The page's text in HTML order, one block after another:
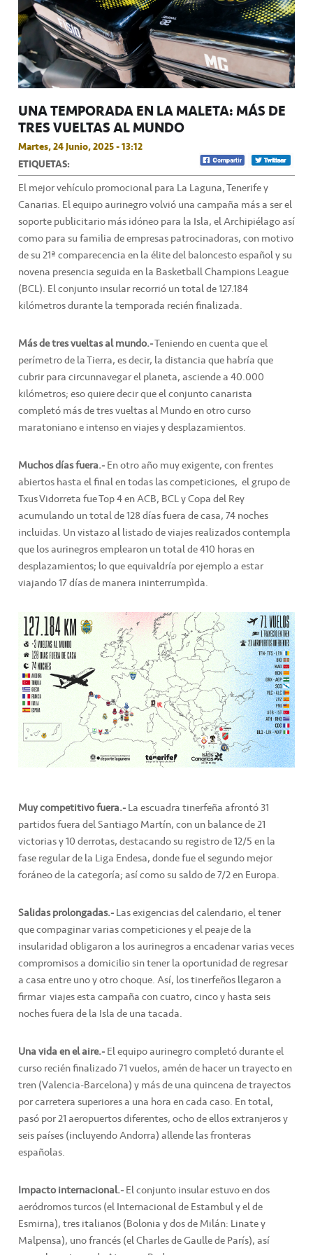
UNA TEMPORADA EN LA MALETA: MÁS DE
TRES VUELTAS AL MUNDO
Martes, 24 Junio, 2025 - 13:12
ETIQUETAS:
El mejor vehículo promocional para La Laguna, Tenerife y
Canarias. El equipo aurinegro volvió una campaña más a ser el
soporte publicitario más idóneo para la Isla, el Archipiélago así
como para su familia de empresas patrocinadoras, con motivo
de su 21ª comparecencia en la élite del baloncesto español y su
novena presencia seguida en la Basketball Champions League
(BCL). El conjunto insular recorrió un total de 127.184
kilómetros durante la temporada recién finalizada.
Más de tres vueltas al mundo.-Teniendo en cuenta que el
perímetro de la Tierra, es decir, la distancia que habría que
cubrir para circunnavegar el planeta, asciende a 40.000
kilómetros; eso quiere decir que el conjunto canarista
completó más de tres vueltas al Mundo en otro curso
maratoniano e intenso en viajes y desplazamientos.
Muchos días fuera.-En otro año muy exigente, con frentes
abiertos hasta el final en todas las competiciones, el grupo de
Txus Vidorreta fue Top 4 en ACB, BCL y Copa del Rey
acumulando un total de 128 días fuera de casa, 74 noches
incluidas. Un vistazo al listado de viajes realizados contempla
que los aurinegros emplearon un total de 410 horas en
desplazamientos; lo que equivaldría por ejemplo a estar
viajando 17 días de manera ininterrumpìda.
Muy competitivo fuera.-La escuadra tinerfeña afrontó 31
partidos fuera del Santiago Martín, con un balance de 21
victorias y 10 derrotas, destacando su registro de 12/5 en la
fase regular de la Liga Endesa, donde fue el segundo mejor
foráneo de la categoría; así como su saldo de 7/2 en Europa.
Salidas prolongadas.-Las exigencias del calendario, el tener
que compaginar varias competiciones y el peaje de la
insularidad obligaron a los aurinegros a encadenar varias veces
compromisos a domicilio sin tener la oportunidad de regresar
a casa entre uno y otro choque. Así, los tinerfeños llegaron a
firmar viajes esta campaña con cuatro, cinco y hasta seis
noches fuera de la Isla de una tacada.
Una vida en el aire.-El equipo aurinegro completó durante el
curso recién finalizado 71 vuelos, amén de hacer un trayecto en
tren (Valencia-Barcelona) y más de una quincena de trayectos
por carretera superiores a una hora en cada caso. En total,
pasó por 21 aeropuertos diferentes, ocho de ellos extranjeros y
seis países (incluyendo Andorra) allende las fronteras
españolas.
Impacto internacional.-El conjunto insular estuvo en dos
aeródromos turcos (el Internacional de Estambul y el de
Esmirna), tres italianos (Bolonia y dos de Milán: Linate y
Malpensa), uno francés (el Charles de Gaulle de París), así